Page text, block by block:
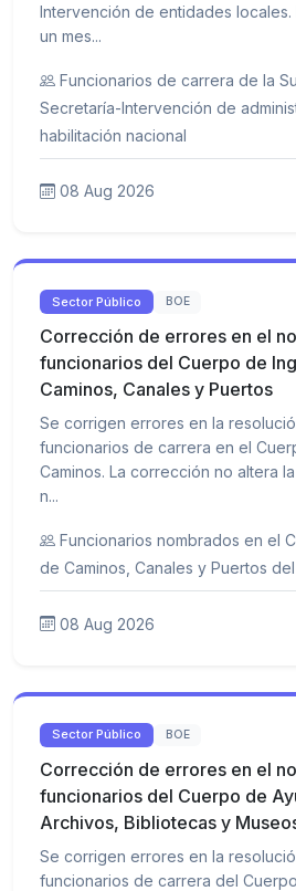
Intervención de entidades
un mes...
Funcionarios de carrera de la
Secretaría-Intervención de
habilitación nacional
08 Aug 2026
Sector Público BOE
Corrección de errores en el
funcionarios del Cuerpo de
Caminos, Canales y Puertos
Se corrigen errores en la
funcionarios de carrera en el
Caminos. La corrección no altera
n...
Funcionarios nombrados en el
de Caminos, Canales y Puertos
08 Aug 2026
Sector Público BOE
Corrección de errores en el
funcionarios del Cuerpo de
Archivos, Bibliotecas y
Se corrigen errores en la
funcionarios de carrera del